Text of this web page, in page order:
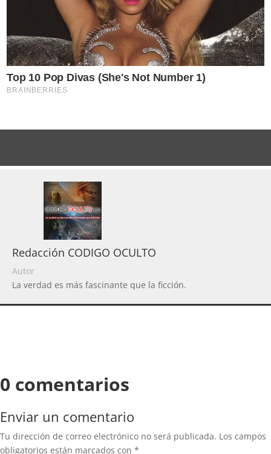
Redacción CODIGO OCULTO
Autor
La verdad es más fascinante que la ficción.
0 comentarios
Enviar un comentario
Tu dirección de correo electrónico no será publicada. Los campos
obligatorios están marcados con *